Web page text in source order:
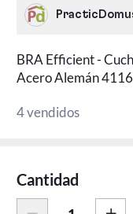
BRA Efficient -
Acero Alemán
4 vendidos
Cantidad